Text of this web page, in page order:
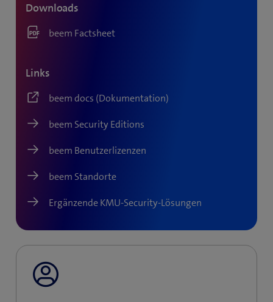
Downloads
beem Factsheet
Links
beem docs (Dokumentation)
beem Security Editions
beem Benutzerlizenzen
beem Standorte
Ergänzende KMU-Security-Lösungen